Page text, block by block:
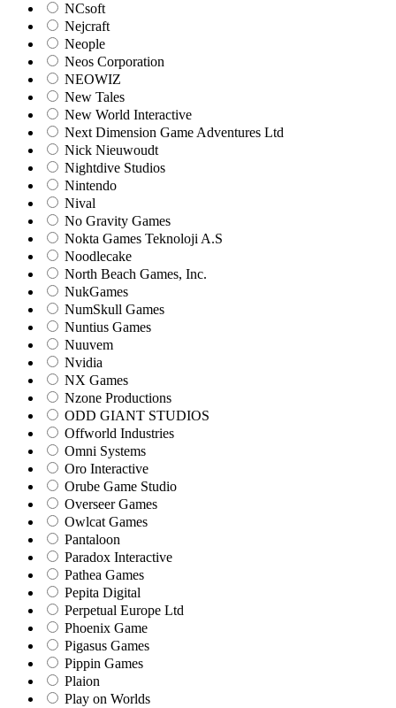
NCsoft
Nejcraft
Neople
Neos Corporation
NEOWIZ
New Tales
New World Interactive
Next Dimension Game Adventures Ltd
Nick Nieuwoudt
Nightdive Studios
Nintendo
Nival
No Gravity Games
Nokta Games Teknoloji A.S
Noodlecake
North Beach Games, Inc.
NukGames
NumSkull Games
Nuntius Games
Nuuvem
Nvidia
NX Games
Nzone Productions
ODD GIANT STUDIOS
Offworld Industries
Omni Systems
Oro Interactive
Orube Game Studio
Overseer Games
Owlcat Games
Pantaloon
Paradox Interactive
Pathea Games
Pepita Digital
Perpetual Europe Ltd
Phoenix Game
Pigasus Games
Pippin Games
Plaion
Play on Worlds